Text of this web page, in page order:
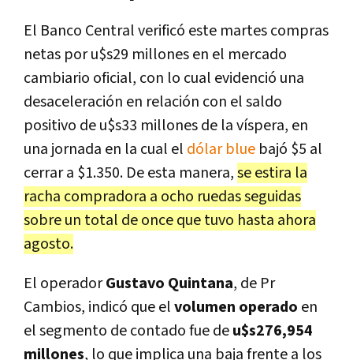
El Banco Central verificó este martes compras
netas por u$s29 millones en el mercado
cambiario oficial, con lo cual evidenció una
desaceleración en relación con el saldo
positivo de u$s33 millones de la víspera, en
una jornada en la cual el dólar blue bajó $5 al
cerrar a $1.350. De esta manera,se estira la
racha compradora a ocho ruedas seguidas
sobre un total de once que tuvo hasta ahora
agosto.
El operadorGustavo Quintana, de Pr
Cambios, indicó que elvolumen operado en
el segmento de contado fue deu$s276,954
millones, lo que implica una baja frente a los